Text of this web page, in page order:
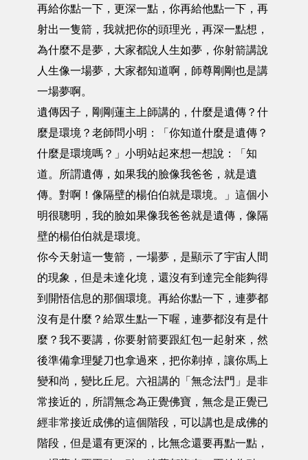
再給你點一下，更深一點，你再給他點一下，再
射出一隻箭，我就把你的頭理光，再深一點想，
為什麼不是夢，大家都說人生如夢，你射箭講說
人生像一場夢，大家都知道啊，師尊剛剛也是講
一場夢啊。
遺傳因子，剛剛蓮主上師講的，什麼是遺傳？什
麼是環境？老師問小明：「你知道什麼是遺傳？
什麼是環境嗎？」小明站起來想一想說：「知
道。所謂遺傳，如果我的臉像我爸爸，就是遺
傳。對啊！像隔壁的楊伯伯就是環境。」這個小
明很聰明，我的臉如果像我爸爸就是遺傳，像隔
壁的楊伯伯就是環境。
你今天射這一隻箭，一場夢，是顯示了宇宙人間
的現象，但是未達化境，還沒有到達完全能夠得
到開悟信息的那個環境。再給你點一下，連夢都
沒有是什麼？給眾生點一下喔，連夢都沒有是什
麼？我不要講，你要射箭要跟紅包一起射來，然
後準備拿理髮刀也拿過來，把你剃掉，讓你馬上
變和尚，變比丘尼。六祖講的「無念法門」是非
常接近的，所謂無念為正覺佛寶，無念是正覺已
經非常接近成佛的這個階段，可以講也是成佛的
階段，但是還有更深的，比無念還要再點一點，